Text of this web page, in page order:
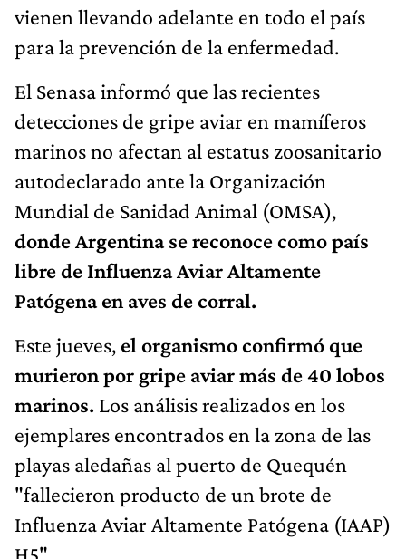
vienen llevando adelante en todo el país
para la prevención de la enfermedad.
El Senasa informó que las recientes
detecciones de gripe aviar en mamíferos
marinos no afectan al estatus zoosanitario
autodeclarado ante la Organización
Mundial de Sanidad Animal (OMSA),
donde Argentina se reconoce como país
libre de Influenza Aviar Altamente
Patógena en aves de corral.
Este jueves, el organismo confirmó que
murieron por gripe aviar más de 40 lobos
marinos. Los análisis realizados en los
ejemplares encontrados en la zona de las
playas aledañas al puerto de Quequén
"fallecieron producto de un brote de
Influenza Aviar Altamente Patógena (IAAP)
H5".